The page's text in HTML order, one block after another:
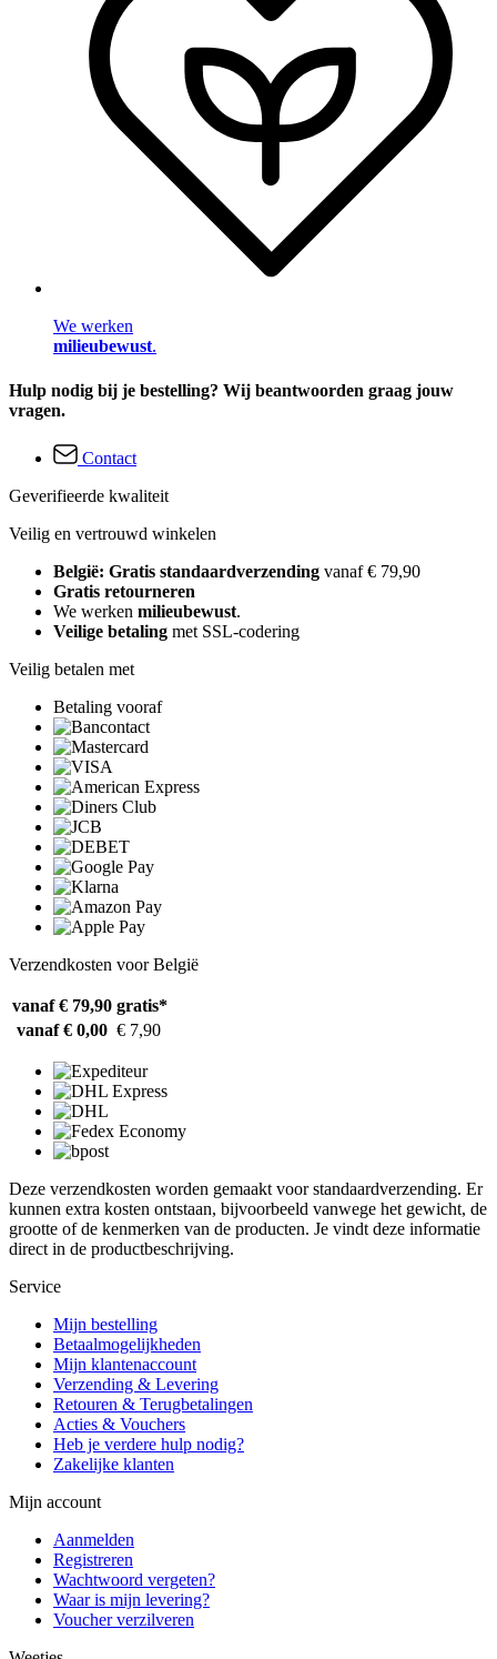
We werken
milieubewust.
Hulp nodig bij je bestelling? Wij beantwoorden graag jouw
vragen.
Contact
Geverifieerde kwaliteit
Veilig en vertrouwd winkelen
België: Gratis standaardverzending vanaf € 79,90
Gratis retourneren
We werken milieubewust.
Veilige betaling met SSL-codering
Veilig betalen met
Betaling vooraf
Verzendkosten voor België
vanaf € 79,90 gratis*
vanaf € 0,00 € 7,90
Deze verzendkosten worden gemaakt voor standaardverzending. Er
kunnen extra kosten ontstaan, bijvoorbeeld vanwege het gewicht, de
grootte of de kenmerken van de producten. Je vindt deze informatie
direct in de productbeschrijving.
Service
Mijn bestelling
Betaalmogelijkheden
Mijn klantenaccount
Verzending & Levering
Retouren & Terugbetalingen
Acties & Vouchers
Heb je verdere hulp nodig?
Zakelijke klanten
Mijn account
Aanmelden
Registreren
Wachtwoord vergeten?
Waar is mijn levering?
Voucher verzilveren